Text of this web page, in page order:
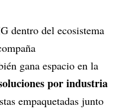
dentro del ecosistema
gana espacio en la
por industria
empaquetadas junto